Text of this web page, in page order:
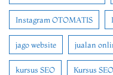
Instagram OTOMATIS
jago website jualan
kursus SEO Kursus